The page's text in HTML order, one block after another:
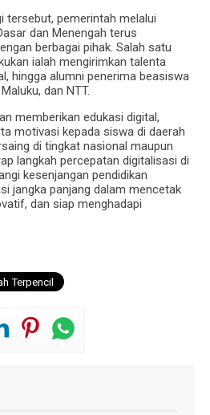
tersebut, pemerintah melalui
dan Menengah terus
berbagai pihak. Salah satu
ialah mengirimkan talenta
hingga alumni penerima beasiswa
dan NTT.
memberikan edukasi digital,
motivasi kepada siswa di daerah
di tingkat nasional maupun
langkah percepatan digitalisasi di
kesenjangan pendidikan
jangka panjang dalam mencetak
dan siap menghadapi
Terpencil